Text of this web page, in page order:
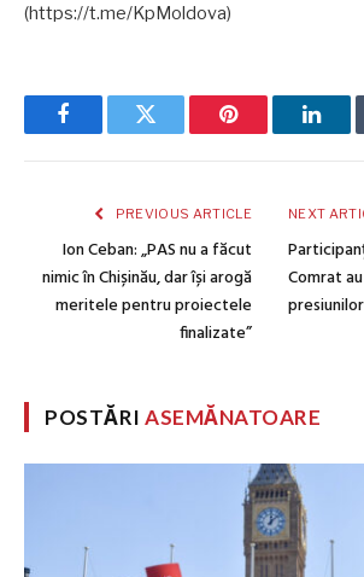
(https://t.me/KpMoldova)
FacebookTwitter Pinterest
PREVIOUS ARTICLE
Ion Ceban: „PAS nu a făcut
nimic în Chișinău, dar își arogă
meritele pentru proiectele
finalizate”
NEXT
Comrat
POSTĂRIASEMĂNATOARE